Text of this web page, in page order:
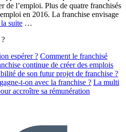
de l’emploi. Plus de quatre franchisés
en 2016. La franchise envisage
suite …
espérer ? Comment le franchisé
continue de créer des emplois
de son futur projet de franchise ?
t-on avec la franchise ? La multi
accroître sa rémunération